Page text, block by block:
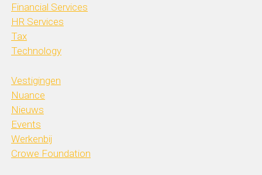
Financial Services
HR Services
Tax
Technology
Vestigingen
Nuance
Nieuws
Events
Werkenbij
Crowe Foundation